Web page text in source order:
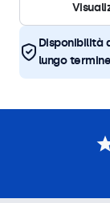
Disponibilità
lungo termine